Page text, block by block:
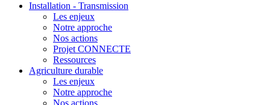
Installation - Transmission
Les enjeux
Notre approche
Nos actions
Projet CONNECTE
Ressources
Agriculture durable
Les enjeux
Notre approche
Nos actions